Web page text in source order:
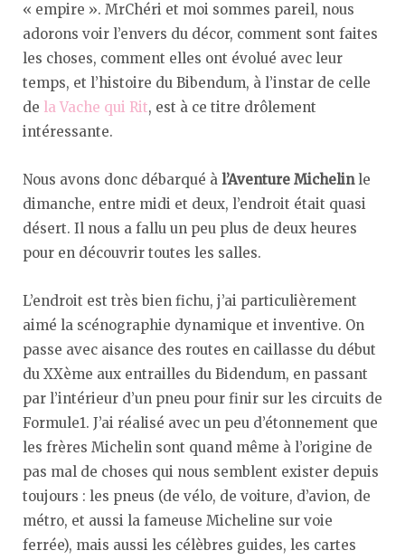
« empire ». MrChéri et moi sommes pareil, nous
adorons voir l’envers du décor, comment sont faites
les choses, comment elles ont évolué avec leur
temps, et l’histoire du Bibendum, à l’instar de celle
de la Vache qui Rit, est à ce titre drôlement
intéressante.
Nous avons donc débarqué à l’Aventure Michelinle
dimanche, entre midi et deux, l’endroit était quasi
désert. Il nous a fallu un peu plus de deux heures
pour en découvrir toutes les salles.
L’endroit est très bien fichu, j’ai particulièrement
aimé la scénographie dynamique et inventive. On
passe avec aisance des routes en caillasse du début
du XXème aux entrailles du Bidendum, en passant
par l’intérieur d’un pneu pour finir sur les circuits de
Formule1. J’ai réalisé avec un peu d’étonnement que
les frères Michelin sont quand même à l’origine de
pas mal de choses qui nous semblent exister depuis
toujours : les pneus (de vélo, de voiture, d’avion, de
métro, et aussi la fameuse Micheline sur voie
ferrée), mais aussi les célèbres guides, les cartes